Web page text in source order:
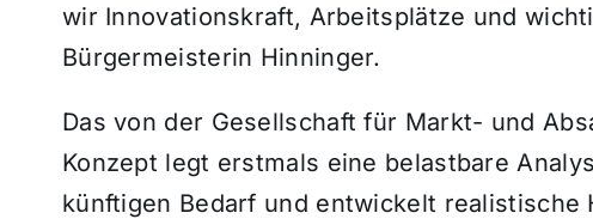
wir Innovationskraft, Arbeitsplätze und
Bürgermeisterin Hinninger.
Das von der Gesellschaft für Markt- und
Konzept legt erstmals eine belastbare
künftigen Bedarf und entwickelt realistische